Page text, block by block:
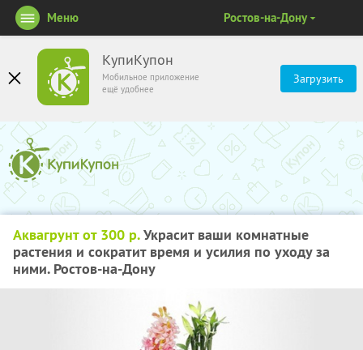
КупиКупон
Мобильное приложение
ещё удобнее
Загрузить
Меню Ростов-на-Дону
Аквагрунт от 300 р.Украсит ваши комнатные
растения и сократит время и усилия по уходу за
ними. Ростов-на-Дону